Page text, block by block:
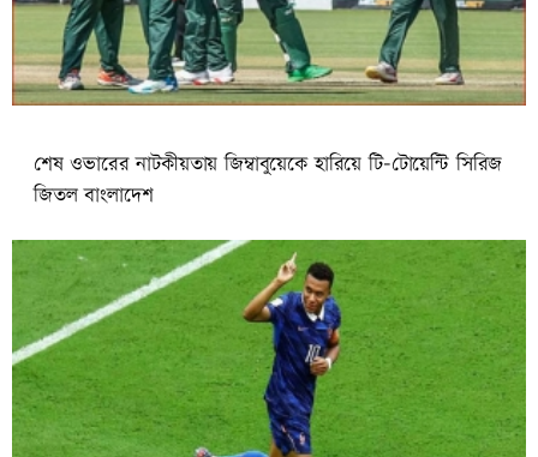
শেষ ওভারের নাটকীয়তায় জিম্বাবুয়েকে হারিয়ে টি-টোয়েন্টি সিরিজ
জিতল বাংলাদেশ